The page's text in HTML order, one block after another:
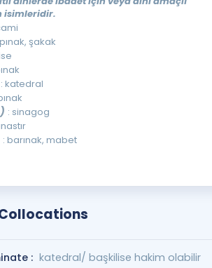
isimleridir.
şakak
: katedral
: sinagog
: barınak, mabet
: katedral/ başkilise hakim olabilir